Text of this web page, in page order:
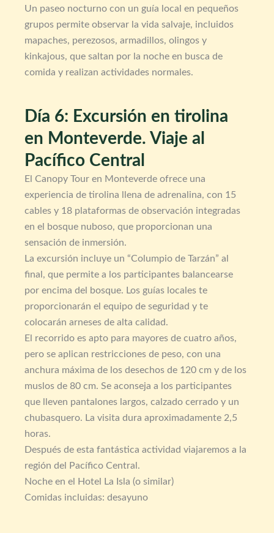
Un paseo nocturno con un guía local en pequeños
grupos permite observar la vida salvaje, incluidos
mapaches, perezosos, armadillos, olingos y
kinkajous, que saltan por la noche en busca de
comida y realizan actividades normales.
Día 6: Excursión en tirolina
en Monteverde. Viaje al
Pacífico Central
El Canopy Tour en Monteverde ofrece una
experiencia de tirolina llena de adrenalina, con 15
cables y 18 plataformas de observación integradas
en el bosque nuboso, que proporcionan una
sensación de inmersión.
La excursión incluye un “Columpio de Tarzán” al
final, que permite a los participantes balancearse
por encima del bosque. Los guías locales te
proporcionarán el equipo de seguridad y te
colocarán arneses de alta calidad.
El recorrido es apto para mayores de cuatro años,
pero se aplican restricciones de peso, con una
anchura máxima de los desechos de 120 cm y de los
muslos de 80 cm. Se aconseja a los participantes
que lleven pantalones largos, calzado cerrado y un
chubasquero. La visita dura aproximadamente 2,5
horas.
Después de esta fantástica actividad viajaremos a la
región del Pacífico Central.
Noche en el Hotel La Isla (o similar)
Comidas incluidas: desayuno